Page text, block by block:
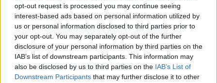
opt-out request is processed you may continue seeing
interest-based ads based on personal information utilized by
us or personal information disclosed to third parties prior to
your opt-out. You may separately opt-out of the further
disclosure of your personal information by third parties on the
IAB’s list of downstream participants. This information may
also be disclosed by us to third parties on the IAB’s List of
Downstream Participants that may further disclose it to other
Követem
KISGÉP REPÜLŐGÉP